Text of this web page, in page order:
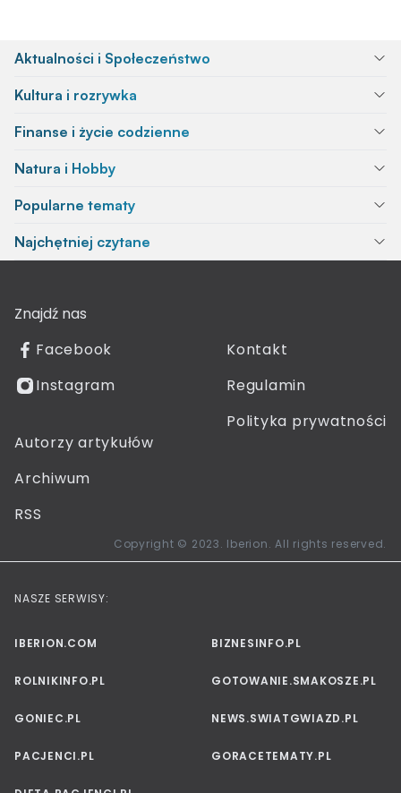
Aktualności i Społeczeństwo
Kultura i rozrywka
Finanse i życie codzienne
Natura i Hobby
Popularne tematy
Najchętniej czytane
Znajdź nas
Facebook
Instagram
Kontakt
Regulamin
Polityka prywatności
Autorzy artykułów
Archiwum
RSS
Copyright © 2023. Iberion. All rights reserved.
NASZE SERWISY:
IBERION.COM BIZNESINFO.PL
ROLNIKINFO.PL GOTOWANIE.SMAKOSZE.PL
GONIEC.PL NEWS.SWIATGWIAZD.PL
PACJENCI.PL GORACETEMATY.PL